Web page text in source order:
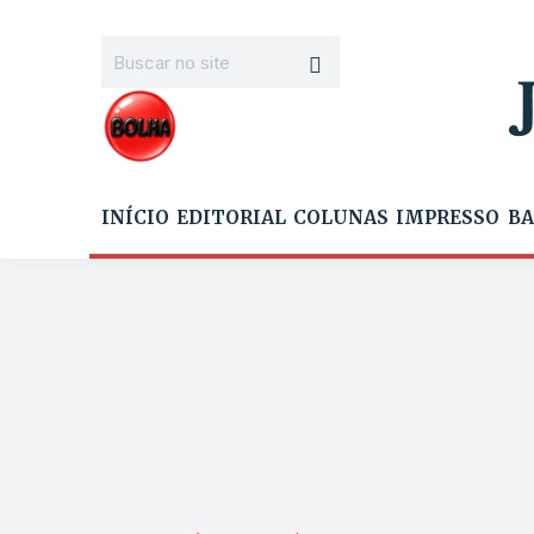
INÍCIO EDITORIAL COLUNAS IMPRESSO